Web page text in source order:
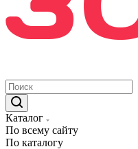
Каталог
По всему сайту
По каталогу